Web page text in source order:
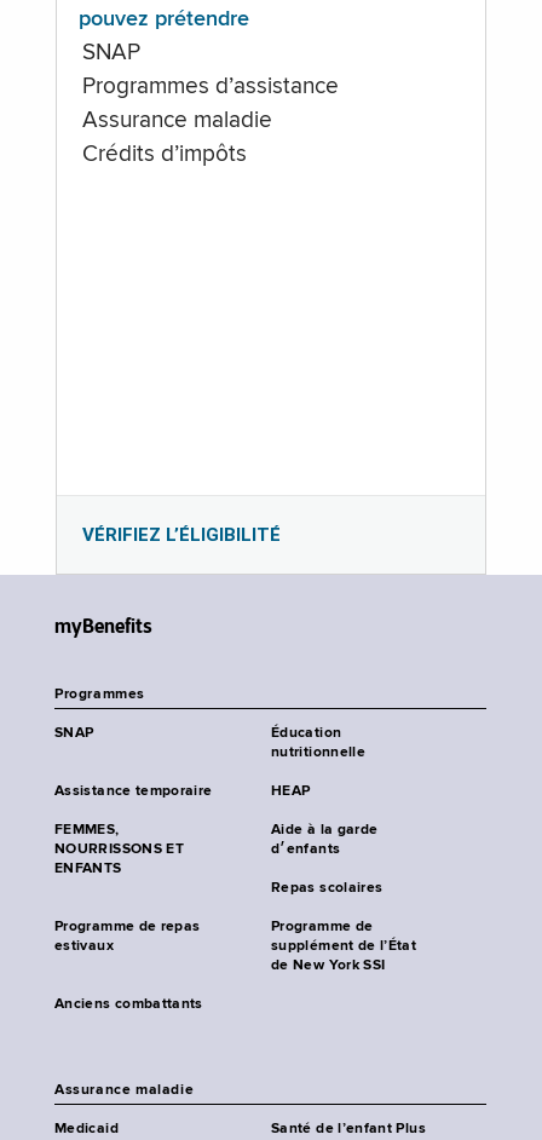
pouvez prétendre
SNAP
Programmes d’assistance
Assurance maladie
Crédits d’impôts
VÉRIFIEZ L’ÉLIGIBILITÉ
myBenefits
Programmes
SNAP
Éducation
nutritionnelle
Assistance temporaire HEAP
FEMMES,
NOURRISSONS ET
ENFANTS
Aide à la garde
d׳enfants
Repas scolaires
Programme de repas
estivaux
Programme de
supplément de l’État
de New York SSI
Anciens combattants
Assurance maladie
Medicaid
Santé de l’enfant Plus